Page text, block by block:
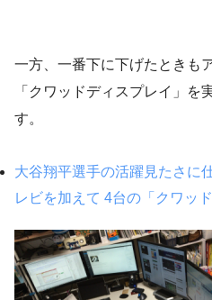
一方、一番下に下げたときも
「クワッドディスプレイ」を
す。
大谷翔平選手の活躍見たさに
レビを加えて 4台の「クワッ